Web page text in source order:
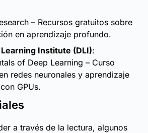
– Recursos gratuitos sobre
en aprendizaje profundo.
Institute (DLI):
of Deep Learning – Curso
redes neuronales y aprendizaje
GPUs.
a través de la lectura, algunos